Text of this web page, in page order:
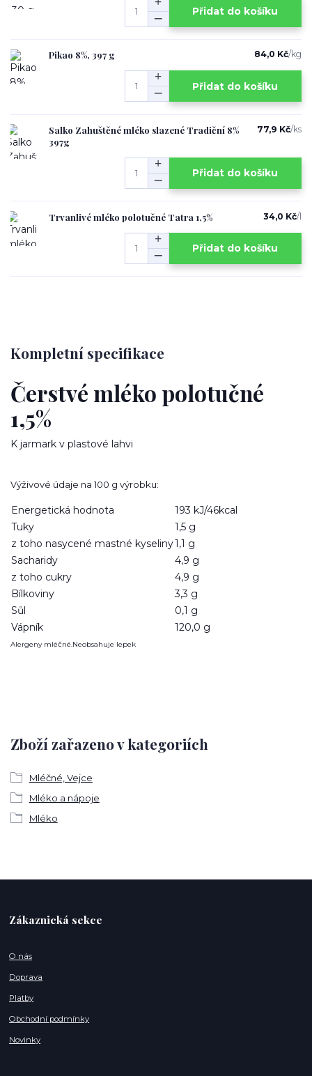
Přidat do košíku
Pikao 8%, 397 g 84,0 Kč/kg
Přidat do košíku
Salko Zahuštěné mléko slazené Tradiční 8%
397g
77,9 Kč/ks
Přidat do košíku
Trvanlivé mléko polotučné Tatra 1,5% 34,0 Kč/l
Přidat do košíku
Kompletní specifikace
Čerstvé mléko polotučné
1,5%
K jarmark v plastové lahvi
Výživové údaje na 100 g výrobku:
Energetická hodnota
193 kJ/46kcal
Tuky
1,5 g
z toho nasycené mastné kyseliny1,1 g
Sacharidy
4,9 g
z toho cukry
4,9 g
Bílkoviny
3,3 g
Sůl
0,1 g
Vápník
120,0 g
Alergeny mléčné.Neobsahuje lepek
Zboží zařazeno v kategoriích
Mléčné, Vejce
Mléko a nápoje
Mléko
Zákaznická sekce
O nás
Doprava
Platby
Obchodní podmínky
Novinky